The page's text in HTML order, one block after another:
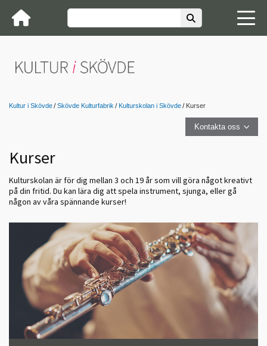
Kultur i Skövde Skövde Kulturfabrik Kulturskolan i Skövde Kurser
Kontakta oss
Kurser
Kulturskolan är för dig mellan 3 och 19 år som vill göra något kreativt
på din fritid. Du kan lära dig att spela instrument, sjunga, eller gå
någon av våra spännande kurser!